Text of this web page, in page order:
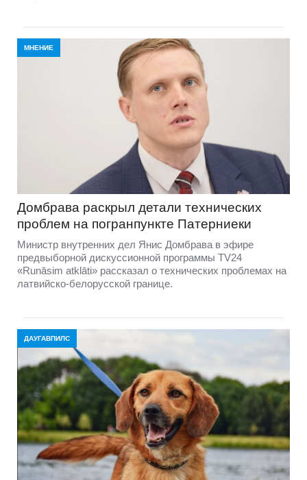
МНЕНИЕ
Домбравa раскрыл детали технических
проблем на погранпункте Патерниеки
Министр внутренних дел Янис Домбрава в эфире
предвыборной дискуссионной программы TV24
«Runāsim atklāti» рассказал о технических проблемах на
латвийско-белорусской границе.
ДАУГАВПИЛС